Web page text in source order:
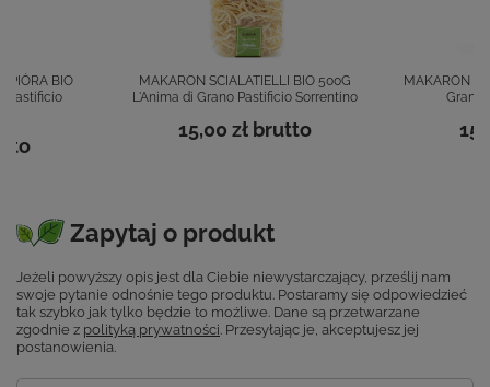
PIÓRA BIO
Pastificio
MAKARON SCIALATIELLI BIO 500G
L'Anima di Grano Pastificio Sorrentino
15,00 zł brutto
MAKARON
Grano
Zapytaj o produkt
Jeżeli powyższy opis jest dla Ciebie niewystarczający, prześlij nam
swoje pytanie odnośnie tego produktu. Postaramy się odpowiedzieć
tak szybko jak tylko będzie to możliwe. Dane są przetwarzane
zgodnie z polityką prywatności. Przesyłając je, akceptujesz jej
postanowienia.